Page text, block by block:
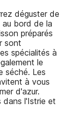
déguster de
au bord de la
préparés
sont
spécialités à
le
séché. Les
à vous
d'azur.
dans l'Istrie et